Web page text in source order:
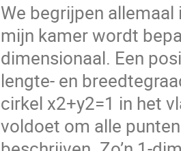
We begrijpen allemaal
mijn kamer wordt
dimensionaal. Een
lengte- en
cirkel x2+y2=1 in het
voldoet om alle